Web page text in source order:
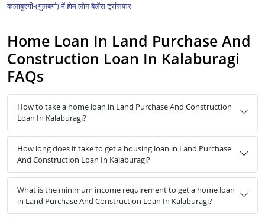
कलाबुरगी-(गुलबर्गा) में होम लोन बैलेंस ट्रांसफर
Home Loan In Land Purchase And
Construction Loan In Kalaburagi
FAQs
How to take a home loan in Land Purchase And Construction
Loan In Kalaburagi?
How long does it take to get a housing loan in Land Purchase
And Construction Loan In Kalaburagi?
What is the minimum income requirement to get a home loan
in Land Purchase And Construction Loan In Kalaburagi?